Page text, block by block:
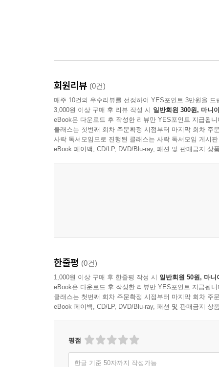
회원리뷰 (0건)
매주 10건의 우수리뷰를 선정하여 YES포인트 3만원을 드
3,000원 이상 구매 후 리뷰 작성 시 일반회원 300원, 마니
eBook은 다운로드 후 작성한 리뷰만 YES포인트 지급됩니
클래스는 첫번째 회차 주문확정 시점부터 마지막 회차 주
사락 독서모임으로 진행된 클래스는 사락 독서모임 게시
eBook 페이백, CD/LP, DVD/Blu-ray, 패션 및 판매금지 상
한줄평 (0건)
1,000원 이상 구매 후 한줄평 작성 시 일반회원 50원, 마니
eBook은 다운로드 후 작성한 리뷰만 YES포인트 지급됩니
클래스는 첫번째 회차 주문확정 시점부터 마지막 회차 주
eBook 페이백, CD/LP, DVD/Blu-ray, 패션 및 판매금지 상
평점
한글 기준 50자까지 작성가능